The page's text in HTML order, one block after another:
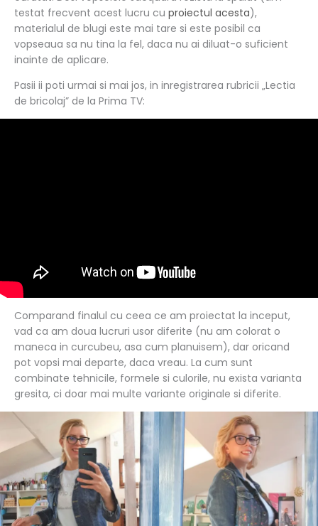
testat frecvent acest lucru cu proiectul acesta),
materialul de blugi este mai tare si este posibil ca
vopseaua sa nu tina la fel, daca nu ai diluat-o suficient
inainte de aplicare.
Pasii ii poti urmai si mai jos, in inregistrarea rubricii „Lectia
de bricolaj” de la Prima TV:
Comparand finalul cu ceea ce am proiectat la inceput,
vad ca am doua lucruri usor diferite (nu am colorat o
maneca in curcubeu, asa cum planuisem), dar oricand
pot vopsi mai departe, daca vreau. La cum sunt
combinate tehnicile, formele si culorile, nu exista varianta
gresita, ci doar mai multe variante originale si diferite.